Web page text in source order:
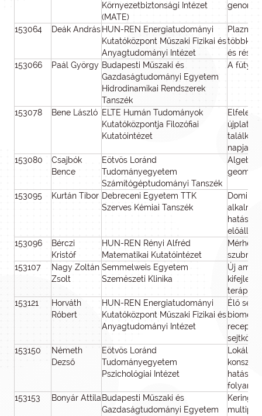
Környezetbiztonsági Intézet
(MATE)
153064 Deák András HUN-REN Energiatudományi
Kutatóközpont Műszaki Fizikai és
Anyagtudományi Intézet
és
153066
Paál György Budapesti Műszaki és
Gazdaságtudományi Egyetem
Hidrodinamikai Rendszerek
Tanszék
A
153078 Bene László ELTE Humán Tudományok
Kutatóközpontja Filozófiai
Kutatóintézet
153080
Csajbók
Bence
Eötvös Loránd
Tudományegyetem
Számítógéptudományi Tanszék
Algebrai
153095 Kurtán Tibor Debreceni Egyetem TTK
Szerves Kémiai Tanszék
Domino
hatású,
153096
Bérczi
Kristóf
HUN-REN Rényi Alfréd
Matematikai Kutatóintézet
Mérhető
153107
Nagy Zoltán
Zsolt
Semmelweis Egyetem
Szemészeti Klinika
Új
153121
Horváth
Róbert
HUN-REN Energiatudományi
Kutatóközpont Műszaki Fizikai és
Anyagtudományi Intézet
Élő
receptor
153150
Németh
Dezső
Eötvös Loránd
Tudományegyetem
Pszichológiai Intézet
Lokális
hatása
153153
Bonyár Attila Budapesti Műszaki és
Gazdaságtudományi Egyetem
Keringő